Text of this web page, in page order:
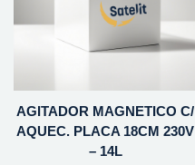
AGITADOR MAGNETICO C/
AQUEC. PLACA 18CM 230V
– 14L